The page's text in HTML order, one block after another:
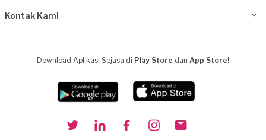
Kontak Kami
Download Aplikasi Sejasa di Play Store dan App Store!